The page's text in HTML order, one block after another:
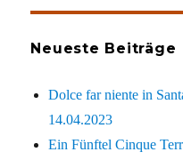
Neueste Beiträge
Dolce far niente in
14.04.2023
Ein Fünftel Cinque